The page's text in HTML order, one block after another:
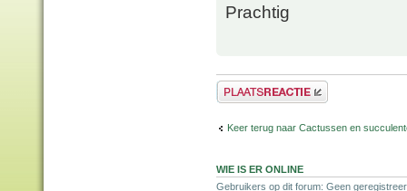
Prachtig
Plaats een reactie
Keer terug naar Cactussen en
WIE IS ER ONLINE
Gebruikers op dit forum: Geen